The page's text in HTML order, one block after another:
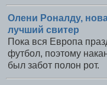
Олени Роналду,
лучший свитер
Пока вся Европа
футбол, поэтому
был забот полон рот.